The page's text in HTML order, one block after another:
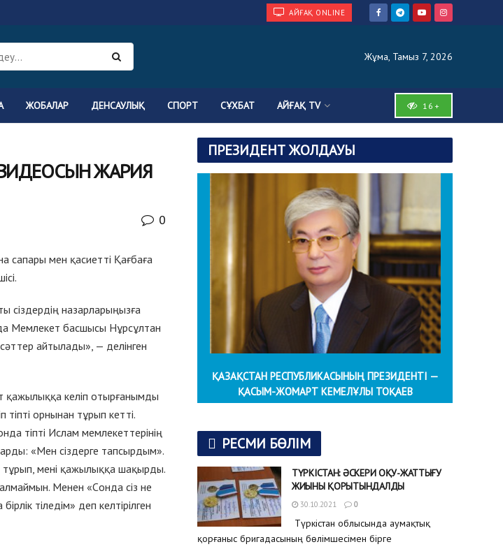
АЙҒАҚ ONLINE
Жұма, Тамыз 7, 2026
ЖОБАЛАР ДЕНСАУЛЫҚ СПОРТ СҰХБАТ АЙҒАҚ TV 16+
ЖАРИЯ
0
сапары мен қасиетті Қағбаға
сіздердің назарларыңызға
Мемлекет басшысы Нұрсұлтан
айтылады», — делінген
қажылыққа келіп отырғанымды
тіпті орнынан тұрып кетті.
тіпті Ислам мемлекеттерінің
«Мен сіздерге тапсырдым».
тұрып, мені қажылыққа шақырды.
Менен «Cонда сіз не
тіледім» деп келтірілген
ПРЕЗИДЕНТ ЖОЛДАУЫ
ҚАЗАҚСТАН РЕСПУБЛИКАСЫНЫҢ ПРЕЗИДЕНТІ —
ҚАСЫМ-ЖОМАРТ КЕМЕЛҰЛЫ ТОҚАЕВ
РЕСМИ БӨЛІМ
ТҮРКІСТАН: ӘСКЕРИ ОҚУ-ЖАТТЫҒУ
ЖИЫНЫ ҚОРЫТЫНДАЛДЫ
30.10.2021 0
Түркістан облысында аумақтық
қорғаныс бригадасының бөлімшесімен бірге